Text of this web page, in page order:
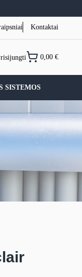
Kontaktai
0,00 €
SISTEMOS